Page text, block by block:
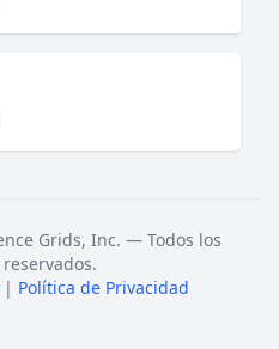
Grids, Inc. — Todos los
| Política de Privacidad